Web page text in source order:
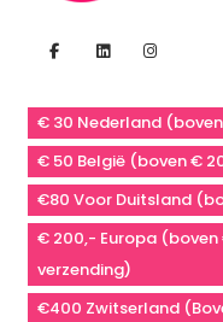
€ 30 Nederland
€ 50 België (boven €
€80 Voor Duitsland
€ 200,- Europa
verzending)
€400 Zwitserland